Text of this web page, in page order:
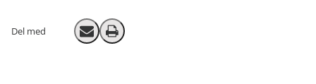
Del med Send email
Print